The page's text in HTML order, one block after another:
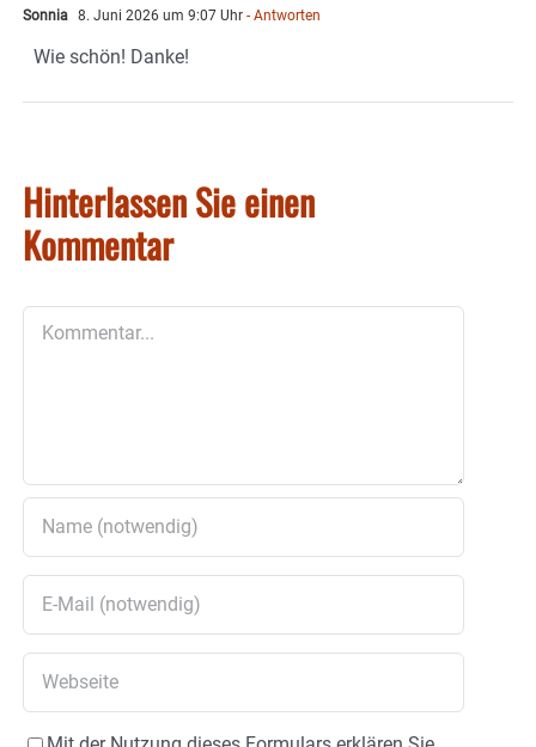
Sonnia 8. Juni 2026 um 9:07 Uhr - Antworten
Wie schön! Danke!
Hinterlassen Sie einen
Kommentar